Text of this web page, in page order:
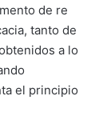
de re
tanto de
a lo
el principio